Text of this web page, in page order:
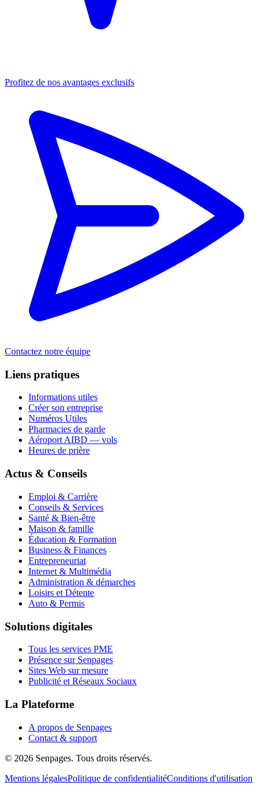
Profitez de nos avantages exclusifs
Contactez notre équipe
Liens pratiques
Informations utiles
Créer son entreprise
Numéros Utiles
Pharmacies de garde
Aéroport AIBD — vols
Heures de prière
Actus & Conseils
Emploi & Carrière
Conseils & Services
Santé & Bien-être
Maison & famille
Éducation & Formation
Business & Finances
Entrepreneuriat
Internet & Multimédia
Administration & démarches
Loisirs et Détente
Auto & Permis
Solutions digitales
Tous les services PME
Présence sur Senpages
Sites Web sur mesure
Publicité et Réseaux Sociaux
La Plateforme
A propos de Senpages
Contact & support
© 2026 Senpages. Tous droits réservés.
Mentions légalesPolitique de confidentialitéConditions d'utilisation